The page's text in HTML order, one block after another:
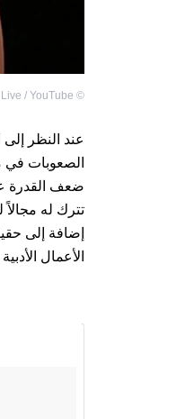
©
/ YouTube
عند النظر
الصعوبات في
ضعف القدرة
تترك له مجالاً
إضافة إلى
الأعمال